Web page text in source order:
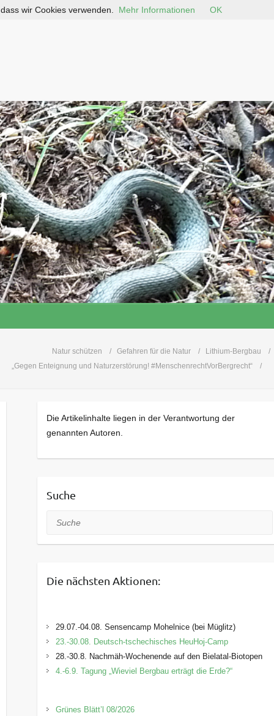
Natur schützen Gefahren für die Natur
Lithium-Bergbau
„Gegen Enteignung und Naturzerstörung! #MenschenrechtVorBergrecht“
Die Artikelinhalte liegen in der Verantwortung der
genannten Autoren.
Suche
Suche
Die nächsten Aktionen:
29.07.-04.08. Sensencamp Mohelnice (bei Müglitz)
23.-30.08. Deutsch-tschechisches HeuHoj-Camp
28.-30.8. Nachmäh-Wochenende auf den Bielatal-Biotopen
4.-6.9. Tagung „Wieviel Bergbau erträgt die Erde?“
Grünes Blätt’l 08/2026
wir Cookies verwenden. Mehr Informationen OK